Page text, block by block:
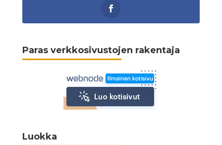
Paras verkkosivustojen rakentaja
Luokka